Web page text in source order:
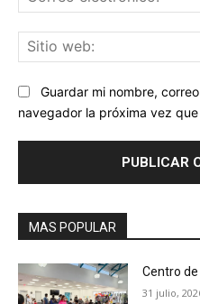
Guardar mi nombre,
navegador la próxima vez
MAS POPULAR
Centro
31 julio,